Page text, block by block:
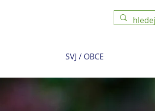
SVJ / OBCE